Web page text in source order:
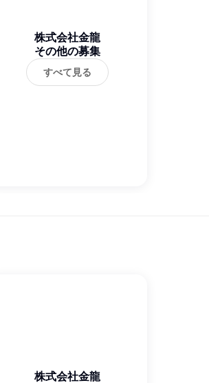
株式会社金龍
その他の募集
すべて見る
株式会社金龍